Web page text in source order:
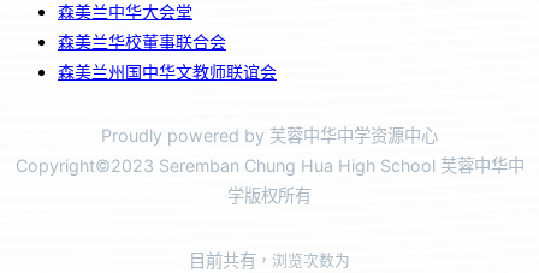
森美兰中华大会堂
森美兰华校董事联合会
森美兰州国中华文教师联谊会
Proudly powered by 芙蓉中华中学资源中心
Copyright©2023 Seremban Chung Hua High School 芙蓉中华中
学版权所有
目前共有 ，浏览次数为